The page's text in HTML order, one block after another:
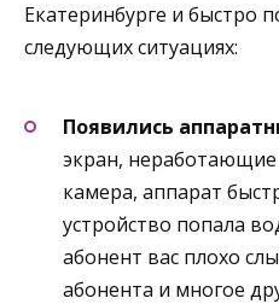
Екатеринбурге и быстро
следующих ситуациях:
Появились
экран,
камера, аппарат
устройство попала
абонент вас плохо
абонента и многое